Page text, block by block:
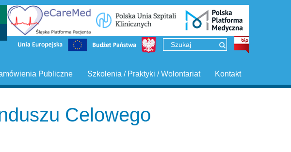
Kontakt
Szkolenia / Praktyki / Wolontariat
Publiczne
Celowego